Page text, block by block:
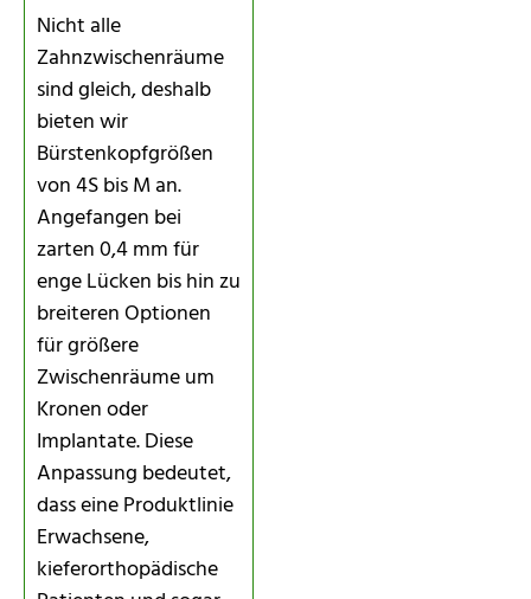
Nicht alle
Zahnzwischenräume
sind gleich, deshalb
bieten wir
Bürstenkopfgrößen
von 4S bis M an.
Angefangen bei
zarten 0,4 mm für
enge Lücken bis hin zu
breiteren Optionen
für größere
Zwischenräume um
Kronen oder
Implantate. Diese
Anpassung bedeutet,
dass eine Produktlinie
Erwachsene,
kieferorthopädische